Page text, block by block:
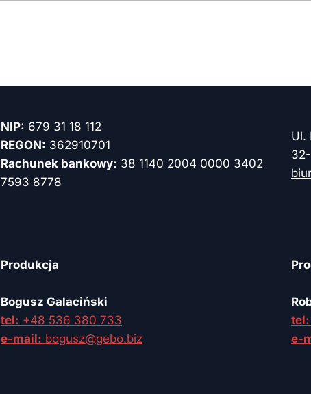
NIP: 679 31 18 112
REGON: 362910701
Rachunek bankowy: 38 1140 2004 0000 3402
7593 8778
Ul.
Produkcja
Bogusz Galaciński
tel: +48 536 380 733
e-mail: bogusz@gebo.biz
tel:
e-